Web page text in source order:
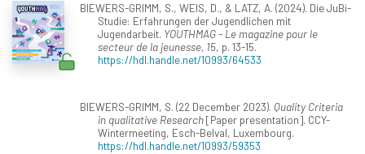
BIEWERS-GRIMM, S., WEIS, D., & LATZ, A. (2024). Die JuBi-
Studie: Erfahrungen der Jugendlichen mit
Jugendarbeit. YOUTHMAG - Le magazine pour le
secteur de la jeunesse, 15, p. 13-15.
https://hdl.handle.net/10993/64533
BIEWERS-GRIMM, S. (22 December 2023). Quality Criteria
in qualitative Research[Paper presentation]. CCY-
Wintermeeting, Esch-Belval, Luxembourg.
https://hdl.handle.net/10993/59353